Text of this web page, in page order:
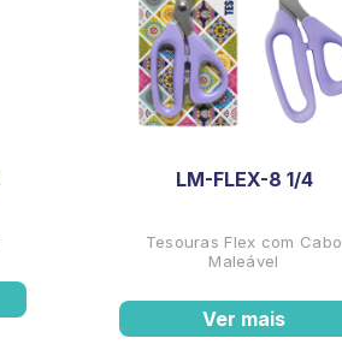
LM-FLEX-8 1/4
Tesouras Flex com Cabo
Maleável
Ver mais